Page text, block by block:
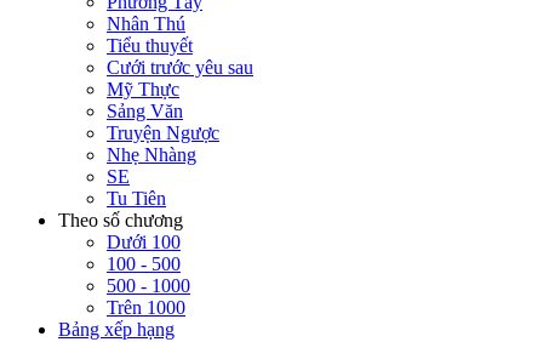
Nhân Thú
Tiểu thuyết
Cưới trước yêu sau
Mỹ Thực
Sảng Văn
Truyện Ngược
Nhẹ Nhàng
SE
Tu Tiên
Theo số chương
Dưới 100
100 - 500
500 - 1000
Trên 1000
Bảng xếp hạng